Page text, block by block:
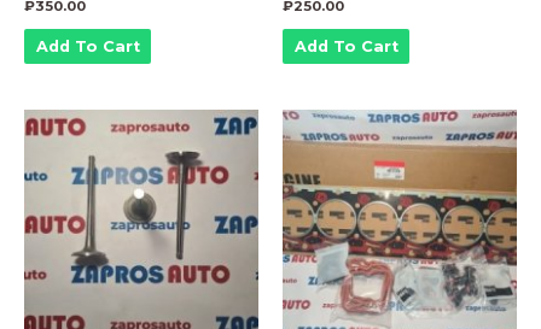
₽350.00
Add To Cart
₽250.00
Add To Cart